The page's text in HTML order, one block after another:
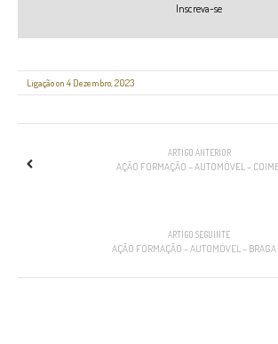
Inscreva-se
Ligação on 4 Dezembro, 2023
ARTIGO ANTERIOR
AÇÃO FORMAÇÃO – AUTOMÓVEL –
ARTIGO SEGUINTE
AÇÃO FORMAÇÃO – AUTOMÓVEL – BRAGA